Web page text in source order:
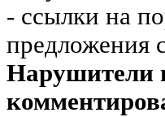
- ссылки на
предложения
Нарушители